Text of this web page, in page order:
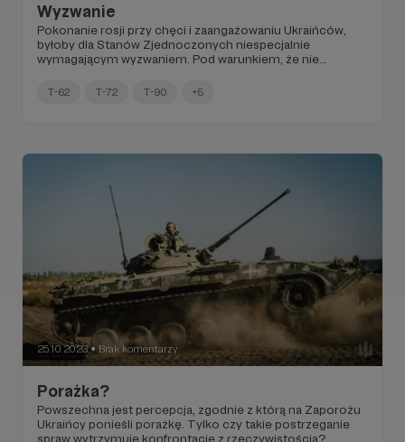
Wyzwanie
Pokonanie rosji przy chęci i zaangażowaniu Ukraińców,
byłoby dla Stanów Zjednoczonych niespecjalnie
wymagającym wyzwaniem. Pod warunkiem, że nie
T-62 T-72 T-90 +5
25.10.2023 ● Brak komentarzy
Porażka?
Powszechna jest percepcja, zgodnie z którą na Zaporożu
Ukraińcy ponieśli porażkę. Tylko czy takie postrzeganie
spraw wytrzymuje konfrontację z rzeczywistością?